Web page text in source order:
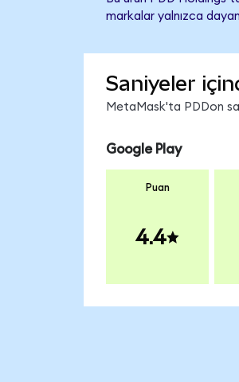
markalar yalnızca
Saniyeler
MetaMask'ta PDDon
Google Play
Puan
4.4